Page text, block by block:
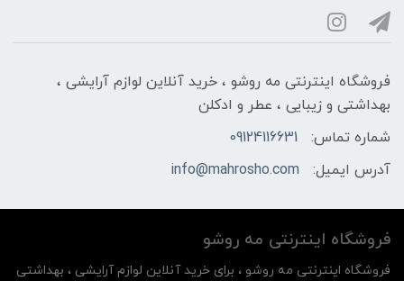
فروشگاه اینترنتی مه‌ رو‌شو ، خرید آنلاین لوازم آرایشی ،
بهداشتی و زیبایی ، عطر و ادکلن
شماره تماس:
09124116631
آدرس ایمیل:
info@mahrosho.com
فروشگاه اینترنتی مه‌ رو‌شو
فروشگاه اینترنتی مه‌ رو‌شو ، برای خرید آنلاین لوازم آرایشی ، بهداشتی